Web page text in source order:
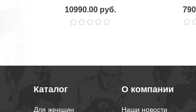
10990.00 руб.
Каталог
Для женщин
О компании
Наши новости